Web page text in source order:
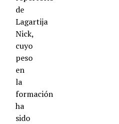
de
Lagartija
Nick,
cuyo
peso
en
la
formación
ha
sido